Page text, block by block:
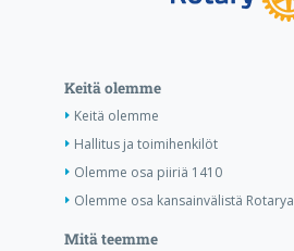
Keitä olemme
Keitä olemme
Hallitus ja toimihenkilöt
Olemme osa piiriä 1410
Olemme osa kansainvälistä Rotarya
Mitä teemme